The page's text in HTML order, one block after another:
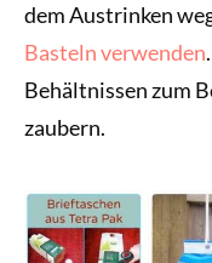
dem Austrinken
Basteln verwenden
Behältnissen zum
zaubern.